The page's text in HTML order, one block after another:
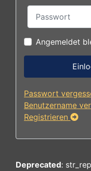
Angemeldet
Passwort
Benutzername
Registrieren
Deprecated: